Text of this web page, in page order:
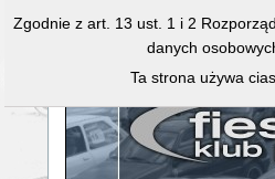
Zgodnie z art. 13 ust. 1 i 2
danych
Ta strona używa